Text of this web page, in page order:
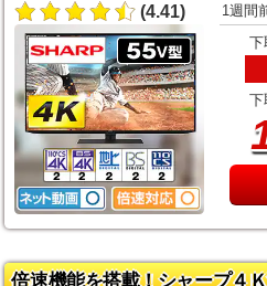
(4.41) 1週間
下
倍速機能を搭載！シャープ４